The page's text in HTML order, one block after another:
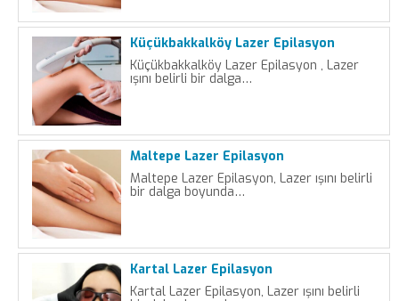
Küçükbakkalköy Lazer Epilasyon
Küçükbakkalköy Lazer Epilasyon , Lazer
ışını belirli bir dalga…
Maltepe Lazer Epilasyon
Maltepe Lazer Epilasyon, Lazer ışını belirli
bir dalga boyunda…
Kartal Lazer Epilasyon
Kartal Lazer Epilasyon, Lazer ışını belirli